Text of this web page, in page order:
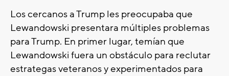
Los cercanos a Trump les preocupaba que
Lewandowski presentara múltiples problemas
para Trump. En primer lugar, temían que
Lewandowski fuera un obstáculo para reclutar
estrategas veteranos y experimentados para